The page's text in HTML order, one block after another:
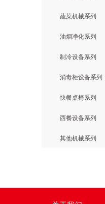
蔬菜机械系列
油烟净化系列
制冷设备系列
消毒柜设备系列
快餐桌椅系列
西餐设备系列
其他机械系列